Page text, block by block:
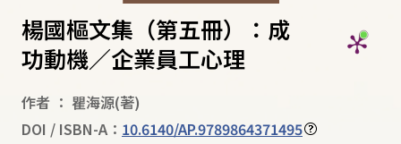
楊國樞文集（第五冊）：成
功動機／企業員工心理
作者 ： 瞿海源(著)
DOI / ISBN-A： 10.6140/AP.9789864371495